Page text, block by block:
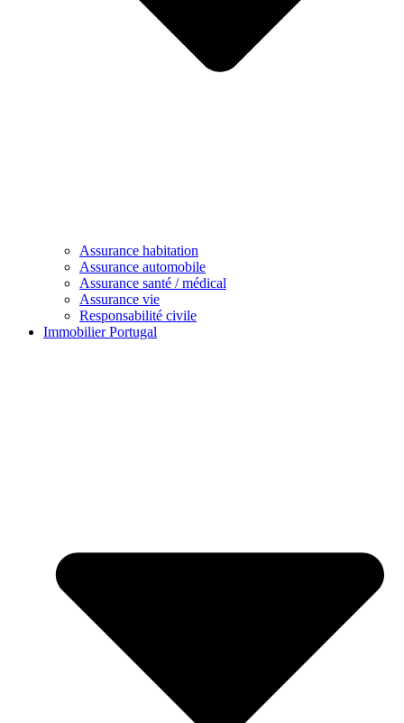
Assurance habitation
Assurance automobile
Assurance santé / médical
Assurance vie
Responsabilité civile
Immobilier Portugal